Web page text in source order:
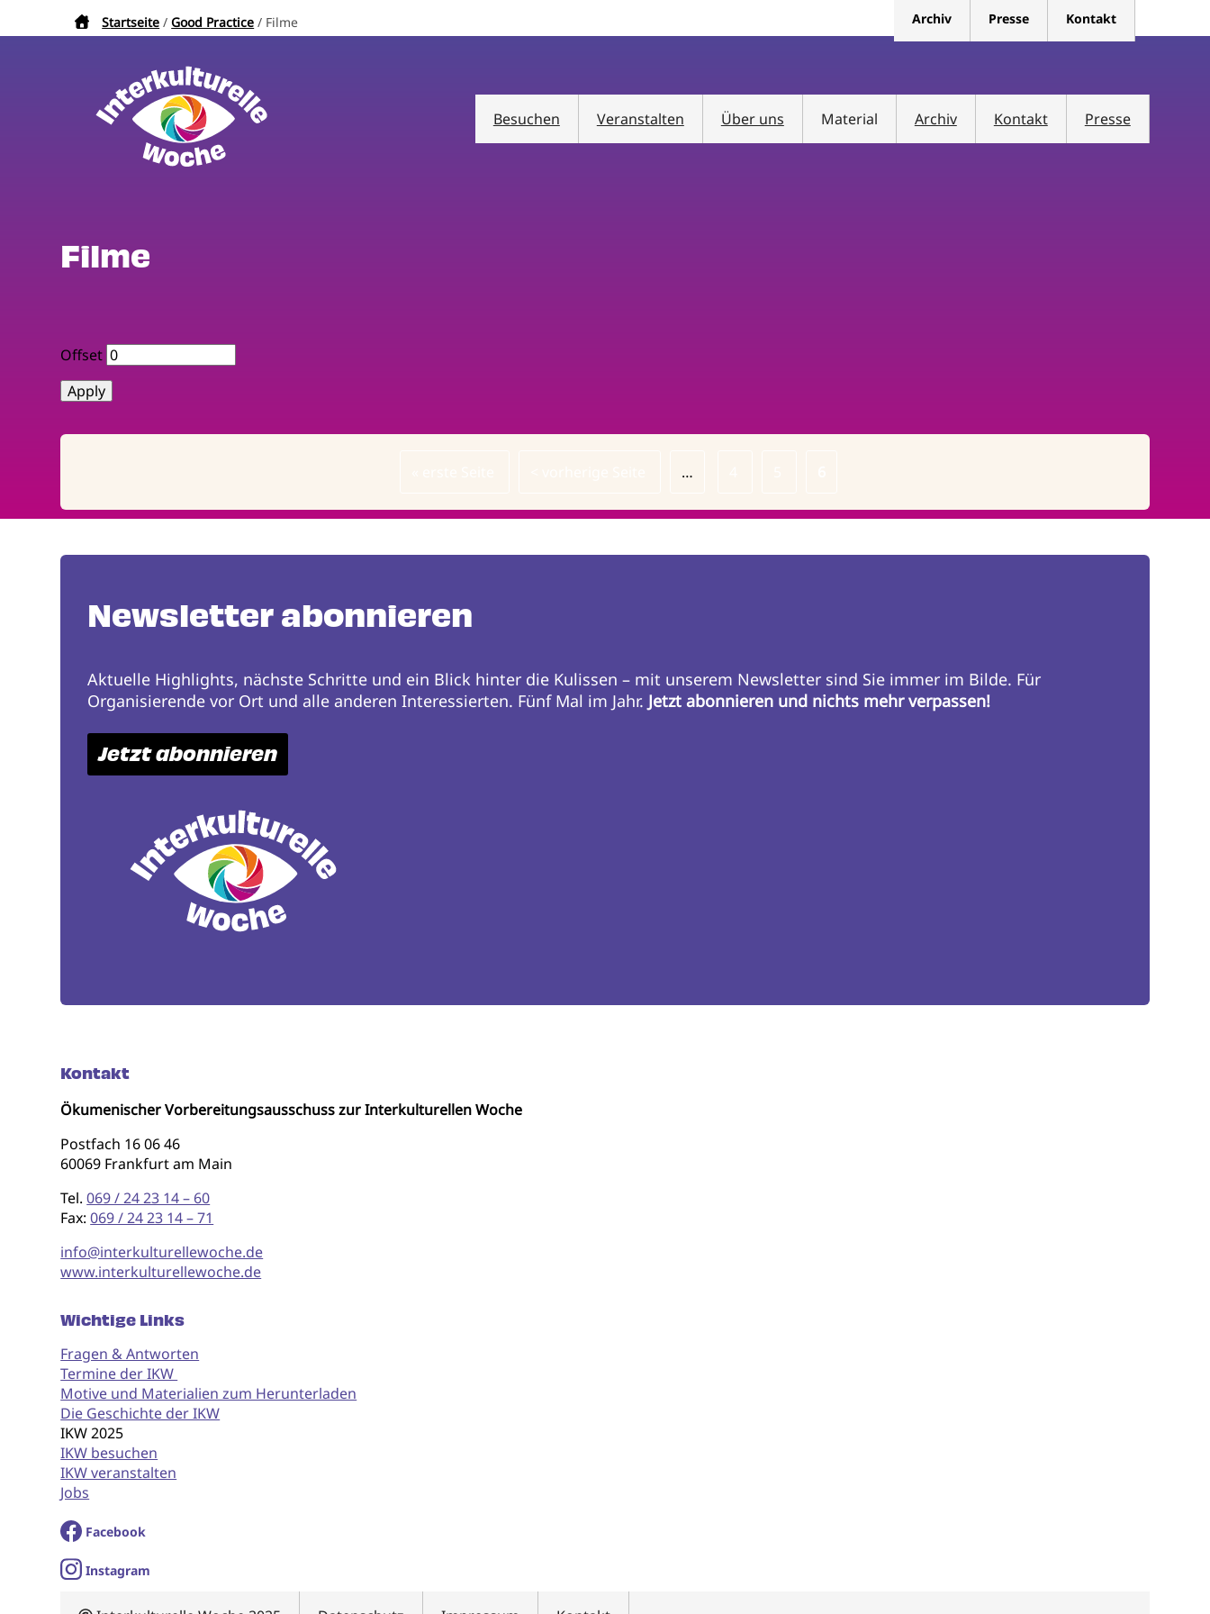
Pfadnavigation
Startseite Good Practice Filme Archiv Presse Kontakt
Besuchen Veranstalten Über uns Material Archiv Kontakt Presse
Filme
Offset
…
Newsletter abonnieren
Aktuelle Highlights, nächste Schritte und ein Blick hinter die Kulissen – mit unserem Newsletter sind Sie immer im Bilde. Für
Organisierende vor Ort und alle anderen Interessierten. Fünf Mal im Jahr. Jetzt abonnieren und nichts mehr verpassen!
Jetzt abonnieren
Kontakt
Ökumenischer Vorbereitungsausschuss zur Interkulturellen Woche
Postfach 16 06 46
60069 Frankfurt am Main
Tel.069 / 24 23 14 – 60
Fax:069 / 24 23 14 – 71
info@interkulturellewoche.de
www.interkulturellewoche.de
Wichtige Links
Fragen & Antworten
Termine der IKW
Motive und Materialien zum Herunterladen
Die Geschichte der IKW
IKW 2025
IKW besuchen
IKW veranstalten
Jobs
Facebook
Instagram